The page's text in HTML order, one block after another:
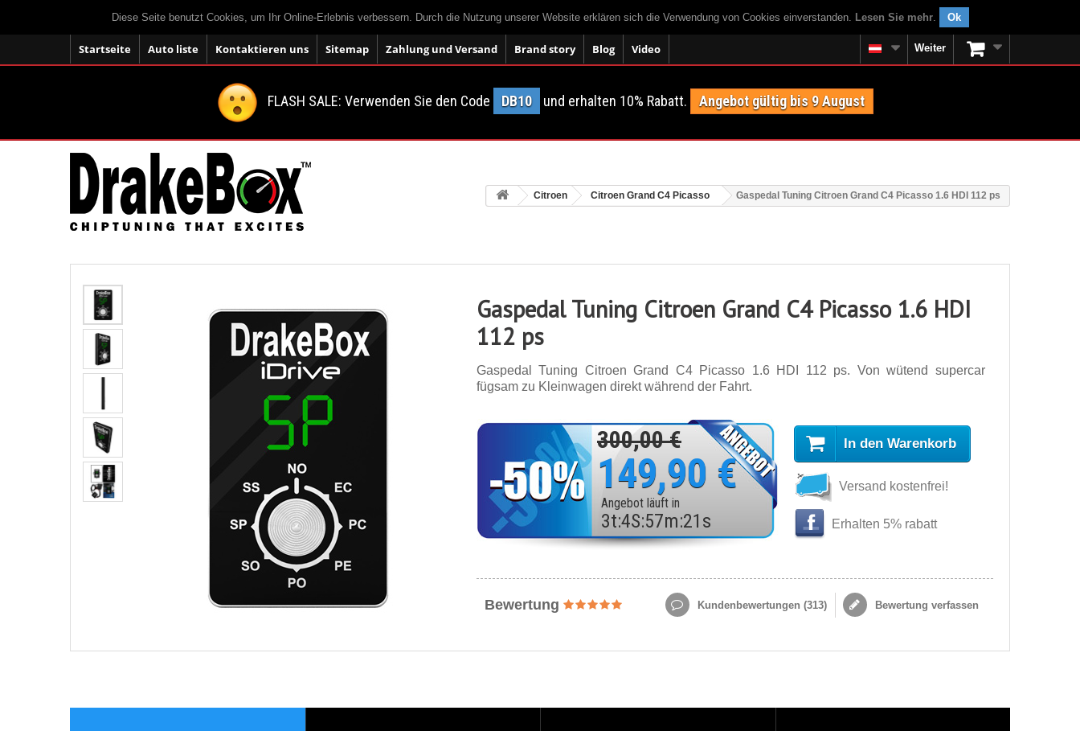
Diese Seite benutzt Cookies, um Ihr Online-Erlebnis verbessern. Durch die Nutzung unserer Website erklären sich die Verwendung von Cookies einverstanden. Lesen Sie mehr. Ok
Startseite Auto liste Kontaktieren uns Sitemap Zahlung und Versand Brand story Blog Video Weiter
FLASH SALE: Verwenden Sie den Code DB10 und erhalten 10% Rabatt. Angebot gültig bis 9 August
Citroen Citroen Grand C4 Picasso Gaspedal Tuning Citroen Grand C4 Picasso 1.6 HDI 112 ps
Gaspedal Tuning Citroen Grand C4 Picasso 1.6 HDI
112 ps
Gaspedal Tuning Citroen Grand C4 Picasso 1.6 HDI 112 ps. Von wütend supercar
fügsam zu Kleinwagen direkt während der Fahrt.
300,00 €
149,90 €
Angebot läuft in
3t:4S:57m:19 s
In den Warenkorb
Versand kostenfrei!
Erhalten 5% rabatt
Bewertung Kundenbewertungen (313) Bewertung verfassen